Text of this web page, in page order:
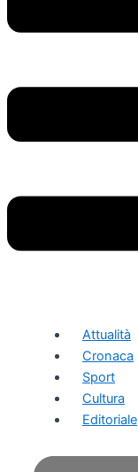
Attualità
Cronaca
Sport
Cultura
Editoriale